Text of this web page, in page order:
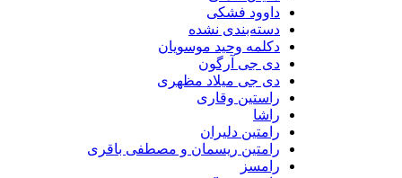
داوود فشکی
دسته‌بندی نشده
دکلمه وحید موسویان
دی جی آرگون
دی جی میلاد مظهری
راستین وقاری
راشا
رامتین دلیران
رامتین ریسمان و مصطفی باقری
رامسز